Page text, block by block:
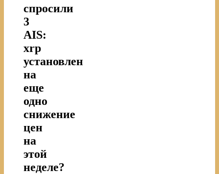
спросили
3
AIS:
xrp
установлен
на
еще
одно
снижение
цен
на
этой
неделе?